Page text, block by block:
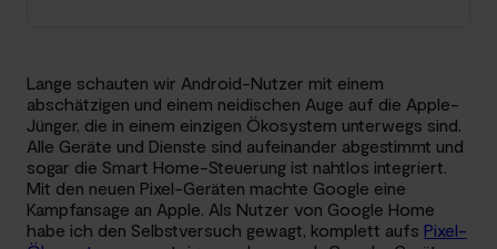
Lange schauten wir Android-Nutzer mit einem
abschätzigen und einem neidischen Auge auf die Apple-
Jünger, die in einem einzigen Ökosystem unterwegs sind.
Alle Geräte und Dienste sind aufeinander abgestimmt und
sogar die Smart Home-Steuerung ist nahtlos integriert.
Mit den neuen Pixel-Geräten machte Google eine
Kampfansage an Apple. Als Nutzer von Google Home
habe ich den Selbstversuch gewagt, komplett aufs Pixel-